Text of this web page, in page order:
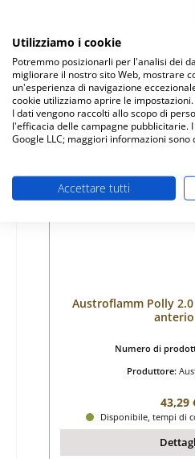
Disponibile, tempi di
Solo 5 disponibili
Austroflamm Polly
Numero di
Produttore:
43,29
Disponibile, tempi di
Utilizziamo i cookie
Potremmo posizionarli per l'analisi dei
migliorare il nostro sito Web, mostrare
un'esperienza di navigazione
cookie utilizziamo aprire le impostazioni.
I dati vengono raccolti allo scopo di
l'efficacia delle campagne pubblicitarie.
Google LLC; maggiori informazioni sono
Accettare tutti